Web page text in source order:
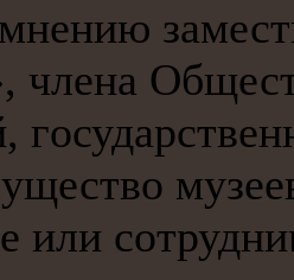
члена
или